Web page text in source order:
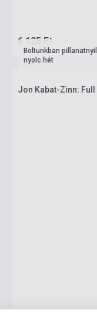
6 125 Ft
Boltunkban
nyolc hét
Jon Kabat-Zinn: